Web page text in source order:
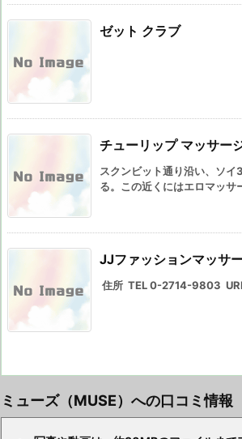
ゼット クラブ
チューリップ マッサー
スクンビット通り沿い、ソ
る。この近くにはエロマッサ
JJファッションマッサ
住所 TEL 0-2714-9803
ミューズ（MUSE）への口コミ情報